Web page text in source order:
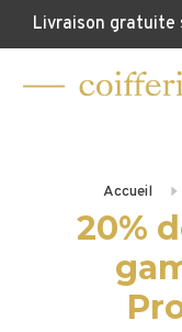
Livraison gratuite
Accueil
20%